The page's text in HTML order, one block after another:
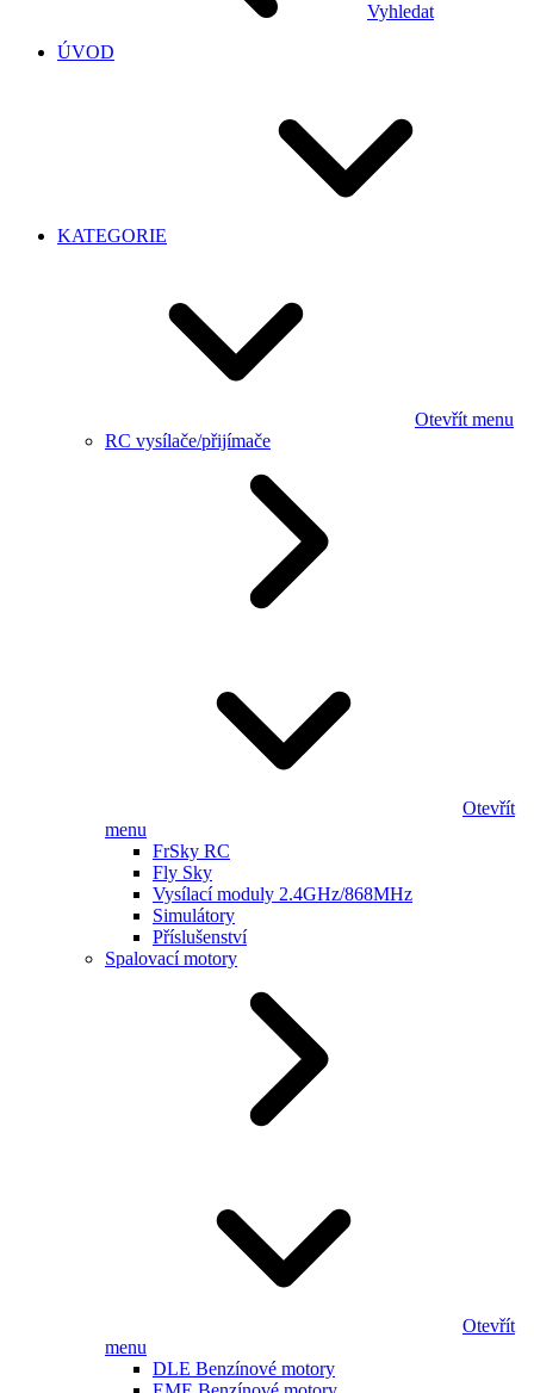
Vyhledat
ÚVOD
KATEGORIE
Otevřít menu
RC vysílače/přijímače
Otevřít
menu
FrSky RC
Fly Sky
Vysílací moduly 2.4GHz/868MHz
Simulátory
Příslušenství
Spalovací motory
Otevřít
menu
DLE Benzínové motory